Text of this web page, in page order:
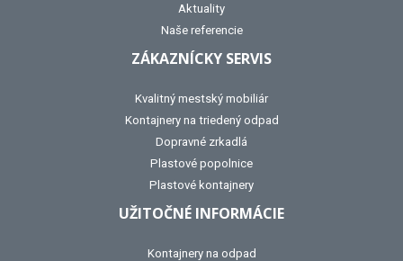
Aktuality
Naše referencie
ZÁKAZNÍCKY SERVIS
Kvalitný mestský mobiliár
Kontajnery na triedený odpad
Dopravné zrkadlá
Plastové popolnice
Plastové kontajnery
UŽITOČNÉ INFORMÁCIE
Kontajnery na odpad